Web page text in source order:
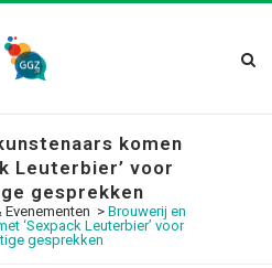
komen
Leuterbier’ voor
gesprekken
> Brouwerij en
‘Sexpack Leuterbier’ voor
gesprekken